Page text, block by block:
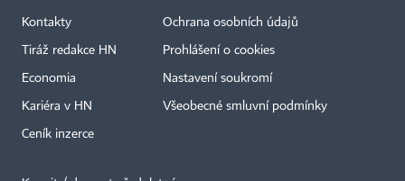
Kontakty
Tiráž redakce HN
Economia
Kariéra v HN
Ceník inzerce
Ochrana osobních údajů
Prohlášení o cookies
Nastavení soukromí
Všeobecné smluvní podmínky